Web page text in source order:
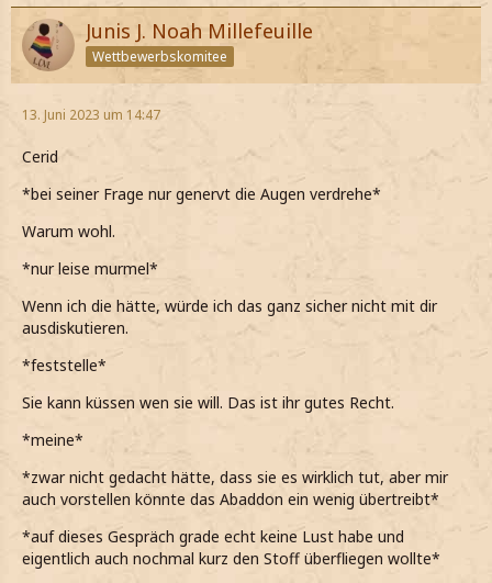
Junis J. Noah Millefeuille
Wettbewerbskomitee
13. Juni 2023 um 14:47
Cerid
*bei seiner Frage nur genervt die Augen verdrehe*
Warum wohl.
*nur leise murmel*
Wenn ich die hätte, würde ich das ganz sicher nicht mit dir
ausdiskutieren.
*feststelle*
Sie kann küssen wen sie will. Das ist ihr gutes Recht.
*meine*
*zwar nicht gedacht hätte, dass sie es wirklich tut, aber mir
auch vorstellen könnte das Abaddon ein wenig übertreibt*
*auf dieses Gespräch grade echt keine Lust habe und
eigentlich auch nochmal kurz den Stoff überfliegen wollte*